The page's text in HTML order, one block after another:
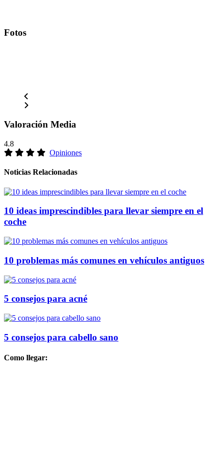
Fotos
Valoración Media
4.8
Opiniones
Noticias Relacionadas
10 ideas imprescindibles para llevar siempre en el
coche
10 problemas más comunes en vehículos antiguos
5 consejos para acné
5 consejos para cabello sano
Como llegar: